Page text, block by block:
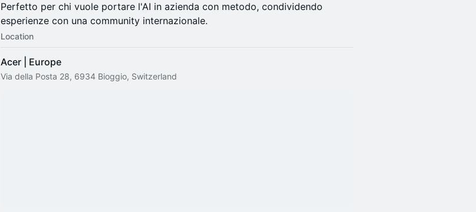
Perfetto per chi vuole portare l'AI in azienda con metodo, condividendo
esperienze con una community internazionale.
Location
Acer | Europe
Via della Posta 28, 6934 Bioggio, Switzerland